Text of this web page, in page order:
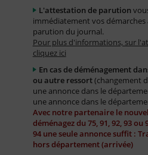
L'attestation de parution
immédiatement vos démarches
parution du journal.
Pour plus d'informations, sur
cliquez ici
En cas de déménagement
ou autre ressort(changement
une annonce dans le
une annonce dans le
Avec notre partenaire le
déménagez du 75, 91, 92, 93 ou
94 une seule annonce suffit :
hors département (arrivée)